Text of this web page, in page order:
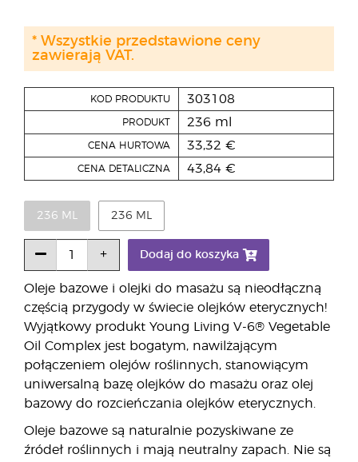
Oleje bazowe i olejki do masażu są nieodłączną
częścią przygody w świecie olejków eterycznych!
Wyjątkowy produkt Young Living V-6® Vegetable
Oil Complex jest bogatym, nawilżającym
połączeniem olejów roślinnych, stanowiącym
uniwersalną bazę olejków do masażu oraz olej
bazowy do rozcieńczania olejków eterycznych.
Oleje bazowe są naturalnie pozyskiwane ze
źródeł roślinnych i mają neutralny zapach. Nie są
KOD PRODUKTU 303108
PRODUKT 236 ml
CENA HURTOWA 33,32 €
CENA DETALICZNA 43,84 €
236 ML 236 ML
Dodaj do koszyka
* Wszystkie przedstawione ceny
zawierają VAT.